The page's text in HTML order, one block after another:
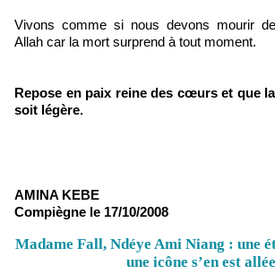
Vivons comme si nous devons mourir
Allah car la mort surprend à tout moment.
Repose en paix reine des cœurs et que
soit légère.
AMINA KEBE
Compiègne le 17/10/2008
Madame Fall, Ndéye Ami Niang : une
une icône s’en est allée